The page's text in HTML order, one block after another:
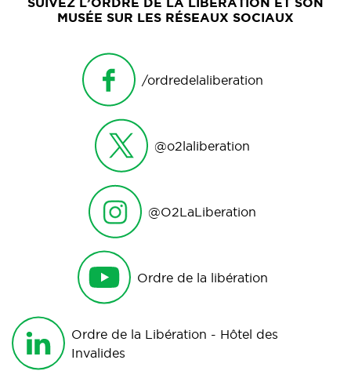
MUSÉE SUR LES RÉSEAUX SOCIAUX
/ordredelaliberation
@o2laliberation
@O2LaLiberation
Ordre de la libération
Ordre de la Libération - Hôtel des
Invalides